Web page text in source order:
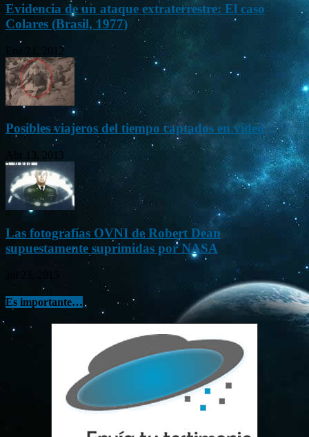
Evidencia de un ataque extraterrestre: El caso
Colares (Brasil, 1977)
Ene 21, 2012
Posibles viajeros del tiempo captados en vídeo
Abr 13, 2013
Las fotografías OVNI de Robert Dean
supuestamente suprimidas por NASA
Es importante…